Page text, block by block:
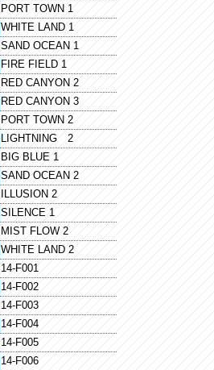
PORT TOWN 1
WHITE LAND 1
SAND OCEAN 1
FIRE FIELD 1
RED CANYON 2
RED CANYON 3
PORT TOWN 2
LIGHTNING 2
BIG BLUE 1
SAND OCEAN 2
ILLUSION 2
SILENCE 1
MIST FLOW 2
WHITE LAND 2
14-F001
14-F002
14-F003
14-F004
14-F005
14-F006